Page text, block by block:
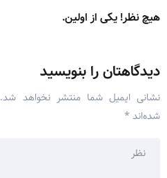
هیچ نظر! یکی از اولین.
دیدگاهتان را بنویسید
نشانی ایمیل شما منتشر نخواهد شد.
شده‌اند *